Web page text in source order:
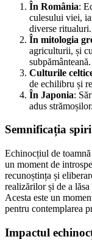
În România:
culesului viei,
diverse ritualuri.
În mitologia
agriculturii, și
subpământeană.
Culturile
de echilibru și
În Japonia:
adus strămoșilor.
Semnificația
Echinocțiul de
un moment de
recunoștința și
realizărilor și de a
Acesta este un
pentru contemplarea
Impactul